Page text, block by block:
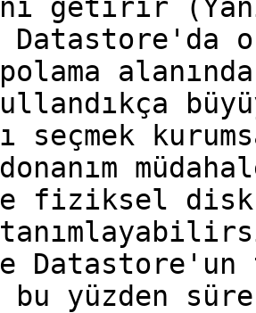
getirir
seçmek
fiziksel disk
Datastore'un
bu yüzden